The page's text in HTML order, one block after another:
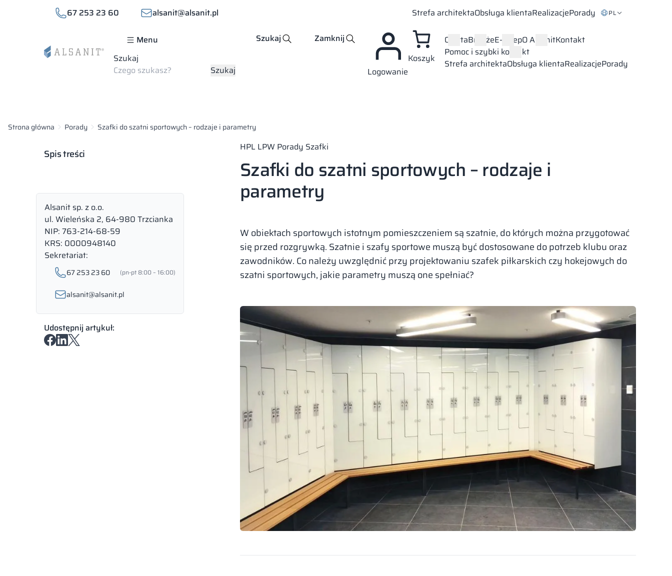
67 253 23 60 alsanit@alsanit.pl Strefa architektaObsługa klientaRealizacjePorady PL
Menu
Szukaj
Szukaj
Szukaj Zamknij
Logowanie
Koszyk
OfertaBranżeE-sklepO AlsanitKontakt
Pomoc i szybki kontakt
Strefa architektaObsługa klientaRealizacjePorady
Strona główna Porady Szafki do szatni sportowych – rodzaje i parametry
Spis treści
Alsanit sp. z o.o.
ul. Wieleńska 2, 64-980 Trzcianka
NIP: 763-214-68-59
KRS: 0000948140
Sekretariat:
67 253 23 60 (pn-pt 8:00 – 16:00)
alsanit@alsanit.pl
Udostępnij artykuł:
HPL LPW Porady Szafki
Szafki do szatni sportowych – rodzaje i
parametry
W obiektach sportowych istotnym pomieszczeniem są szatnie, do których można przygotować
się przed rozgrywką. Szatnie i szafy sportowe muszą być dostosowane do potrzeb klubu oraz
zawodników. Co należy uwzględnić przy projektowaniu szafek piłkarskich czy hokejowych do
szatni sportowych, jakie parametry muszą one spełniać?